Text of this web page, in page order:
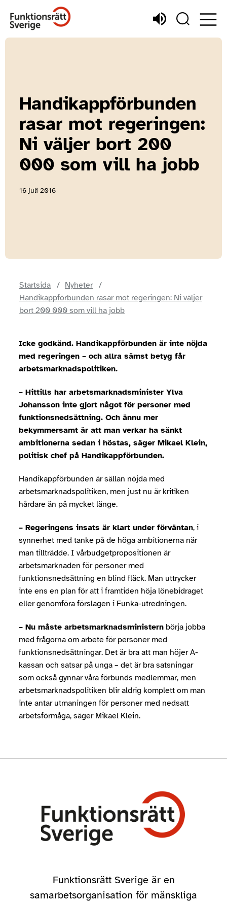
Handikappförbunden
rasar mot regeringen:
Ni väljer bort 200
000 som vill ha jobb
16 juli 2016
Startsida
Nyheter
Handikappförbunden rasar mot regeringen: Ni väljer
bort 200 000 som vill ha jobb
Icke godkänd. Handikappförbunden är inte nöjda
med regeringen – och allra sämst betyg får
arbetsmarknadspolitiken.
– Hittills har arbetsmarknadsminister Ylva
Johansson inte gjort något för personer med
funktionsnedsättning. Och ännu mer
bekymmersamt är att man verkar ha sänkt
ambitionerna sedan i höstas, säger Mikael Klein,
politisk chef på Handikappförbunden.
Handikappförbunden är sällan nöjda med
arbetsmarknadspolitiken, men just nu är kritiken
hårdare än på mycket länge.
– Regeringens insats är klart under förväntan, i
synnerhet med tanke på de höga ambitionerna när
man tillträdde. I vårbudgetpropositionen är
arbetsmarknaden för personer med
funktionsnedsättning en blind fläck. Man uttrycker
inte ens en plan för att i framtiden höja lönebidraget
eller genomföra förslagen i Funka-utredningen.
– Nu måste arbetsmarknadsministern börja jobba
med frågorna om arbete för personer med
funktionsnedsättningar. Det är bra att man höjer A-
kassan och satsar på unga – det är bra satsningar
som också gynnar våra förbunds medlemmar, men
arbetsmarknadspolitiken blir aldrig komplett om man
inte antar utmaningen för personer med nedsatt
arbetsförmåga, säger Mikael Klein.
Funktionsrätt Sverige är en
samarbetsorganisation för mänskliga